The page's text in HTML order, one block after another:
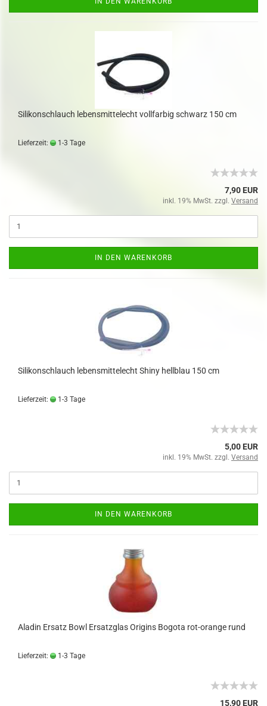
Silikonschlauch lebensmittelecht vollfarbig schwarz 150 cm
Lieferzeit: 1-3 Tage
7,90 EUR
inkl. 19% MwSt. zzgl. Versand
IN DEN WARENKORB
Silikonschlauch lebensmittelecht Shiny hellblau 150 cm
Lieferzeit: 1-3 Tage
5,00 EUR
inkl. 19% MwSt. zzgl. Versand
IN DEN WARENKORB
Aladin Ersatz Bowl Ersatzglas Origins Bogota rot-orange rund
Lieferzeit: 1-3 Tage
15,90 EUR